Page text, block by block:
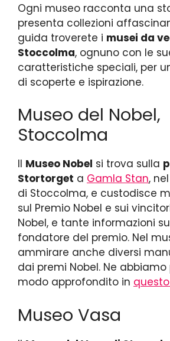
Ogni museo racconta una
presenta collezioni
guida troverete i musei da
Stoccolma, ognuno con le
caratteristiche speciali, per
di scoperte e ispirazione.
Museo del Nobel,
Stoccolma
Il Museo Nobel si trova sulla
Stortorget a Gamla Stan,
di Stoccolma, e custodisce
sul Premio Nobel e sui
Nobel, e tante informazioni
fondatore del premio. Nel
ammirare anche diversi
dai premi Nobel. Ne
modo approfondito in
Museo Vasa